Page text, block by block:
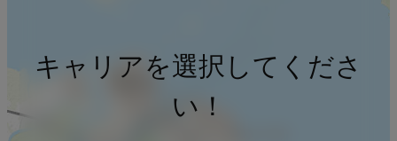
キャリアを選択してくださ
い！